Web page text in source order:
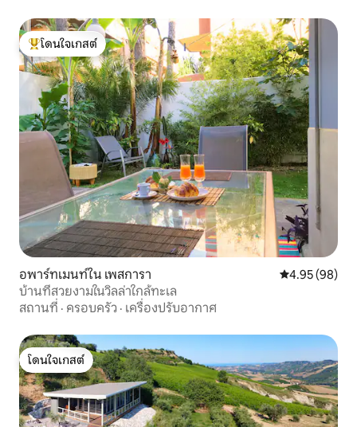
โดนใจเกสต์ที่สุด
โดนใจเกสต์
อพาร์ทเมนท์ใน เพสการา คะแนนเฉลี่ย
4.95 (98)
บ้านที่สวยงามในวิลล่าใกล้ทะเล
สถานที่ · ครอบครัว · เครื่องปรับอากาศ
โดนใจเกสต์
โดนใจเกสต์